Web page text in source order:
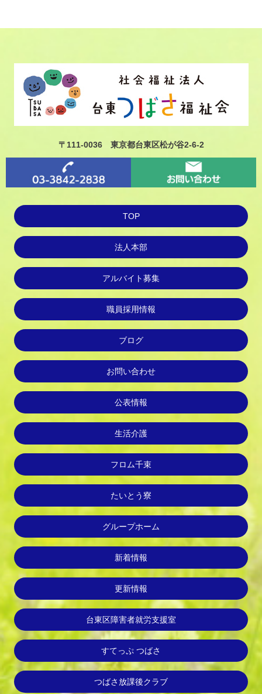
〒111-0036 東京都台東区松が谷2-6-2
TOP
法人本部
アルバイト募集
職員採用情報
ブログ
お問い合わせ
公表情報
生活介護
フロム千束
たいとう寮
グループホーム
新着情報
更新情報
台東区障害者就労支援室
すてっぷ つばさ
つばさ放課後クラブ